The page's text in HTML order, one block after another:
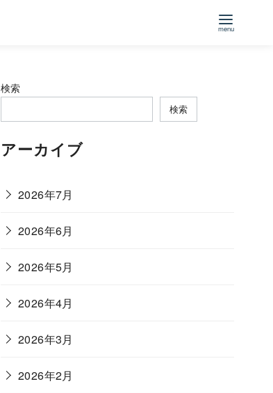
検索
検索
アーカイブ
2026年7月
2026年6月
2026年5月
2026年4月
2026年3月
2026年2月